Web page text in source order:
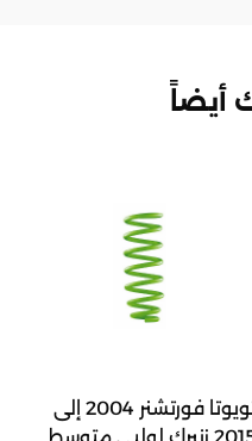
أيضاً
تويوتا فورتشنر 2004 إلى